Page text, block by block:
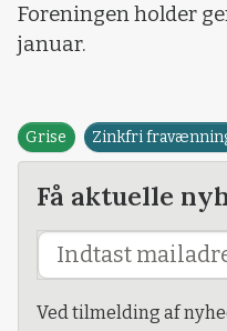
Foreningen holder
januar.
Grise Zinkfri
Få aktuelle
Ved tilmelding af